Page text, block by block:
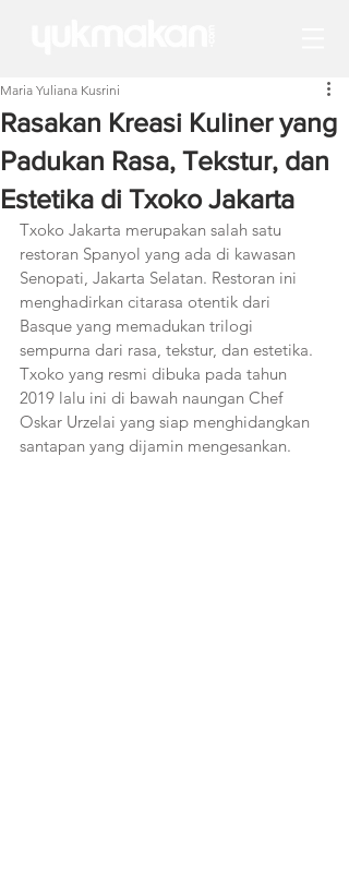
Rasakan Kreasi Kuliner yang
Padukan Rasa, Tekstur, dan
Estetika di Txoko Jakarta
Maria Yuliana Kusrini
Txoko Jakarta merupakan salah satu
restoran Spanyol yang ada di kawasan
Senopati, Jakarta Selatan. Restoran ini
menghadirkan citarasa otentik dari
Basque yang memadukan trilogi
sempurna dari rasa, tekstur, dan estetika.
Txoko yang resmi dibuka pada tahun
2019 lalu ini di bawah naungan Chef
Oskar Urzelai yang siap menghidangkan
santapan yang dijamin mengesankan.